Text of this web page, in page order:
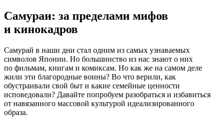
Самураи: за пределами мифов
и кинокадров
Самурай в наши дни стал одним из самых узнаваемых
символов Японии. Но большинство из нас знают о них
по фильмам, книгам и комиксам. Но как же на самом деле
жили эти благородные воины? Во что верили, как
обустраивали свой быт и какие семейные ценности
исповедовали? Давайте попробуем разобраться и избавиться
от навязанного массовой культурой идеализированного
образа.